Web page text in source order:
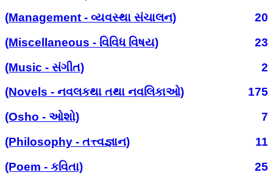
(Management - વ્યવસ્થા સંચાલન)
20
(Miscellaneous - વિવિધ વિષય)
23
(Music - સંગીત)
2
(Novels - નવલકથા તથા નવલિકાઓ)
175
(Osho - ઓશો)
7
(Philosophy - તત્ત્વજ્ઞાન)
11
(Poem - કવિતા)
25